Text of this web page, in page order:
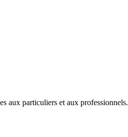
aux particuliers et aux professionnels.